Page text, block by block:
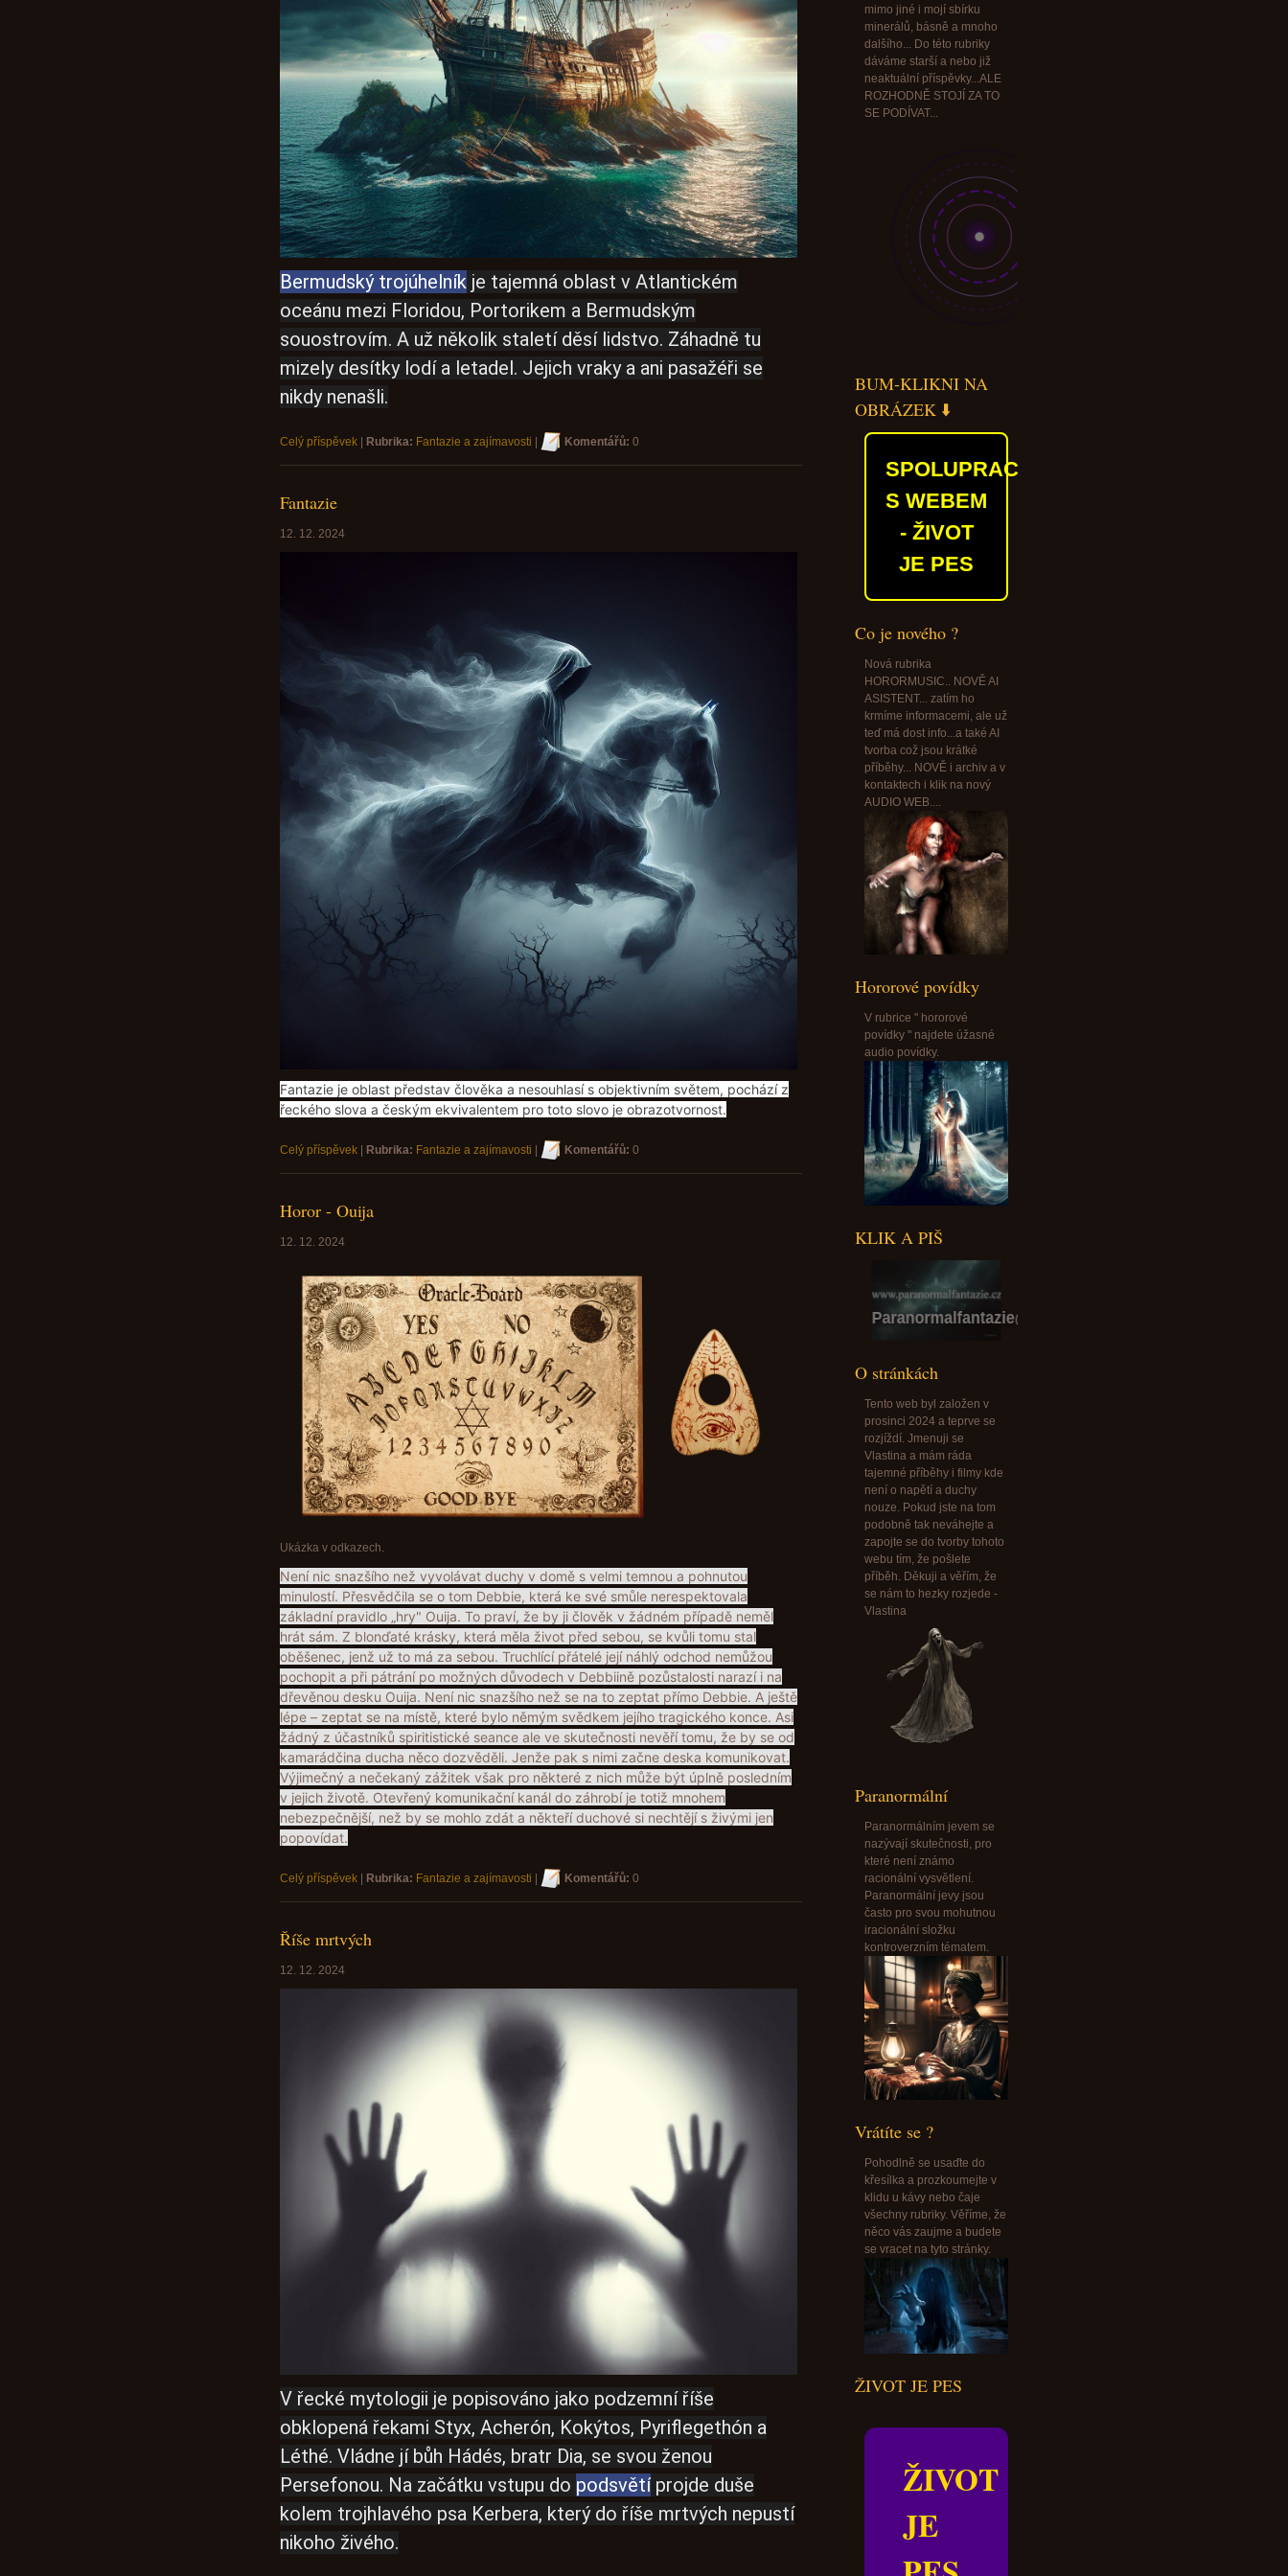
Bermudský trojúhelník je tajemná oblast v Atlantickém
oceánu mezi Floridou, Portorikem a Bermudským
souostrovím. A už několik staletí děsí lidstvo. Záhadně tu
mizely desítky lodí a letadel. Jejich vraky a ani pasažéři se
nikdy nenašli.
Celý příspěvek Rubrika: Fantazie a zajímavosti Komentářů: 0
Fantazie
12. 12. 2024
Fantazie je oblast představ člověka a nesouhlasí s objektivním světem, pochází z
řeckého slova a českým ekvivalentem pro toto slovo je obrazotvornost.
Celý příspěvek Rubrika: Fantazie a zajímavosti Komentářů: 0
Horor - Ouija
12. 12. 2024
Ukázka v odkazech.
Není nic snazšího než vyvolávat duchy v domě s velmi temnou a pohnutou
minulostí. Přesvědčila se o tom Debbie, která ke své smůle nerespektovala
základní pravidlo „hry" Ouija. To praví, že by ji člověk v žádném případě neměl
hrát sám. Z blonďaté krásky, která měla život před sebou, se kvůli tomu stal
oběšenec, jenž už to má za sebou. Truchlící přátelé její náhlý odchod nemůžou
pochopit a při pátrání po možných důvodech v Debbiině pozůstalosti narazí i na
dřevěnou desku Ouija. Není nic snazšího než se na to zeptat přímo Debbie. A ještě
lépe – zeptat se na místě, které bylo němým svědkem jejího tragického konce. Asi
žádný z účastníků spiritistické seance ale ve skutečnosti nevěří tomu, že by se od
kamarádčina ducha něco dozvěděli. Jenže pak s nimi začne deska komunikovat.
Výjimečný a nečekaný zážitek však pro některé z nich může být úplně posledním
v jejich životě. Otevřený komunikační kanál do záhrobí je totiž mnohem
nebezpečnější, než by se mohlo zdát a někteří duchové si nechtějí s živými jen
popovídat.
Celý příspěvek Rubrika: Fantazie a zajímavosti Komentářů: 0
Říše mrtvých
12. 12. 2024
V řecké mytologii je popisováno jako podzemní říše
obklopená řekami Styx, Acherón, Kokýtos, Pyriflegethón a
Léthé. Vládne jí bůh Hádés, bratr Dia, se svou ženou
Persefonou. Na začátku vstupu do podsvětí projde duše
kolem trojhlavého psa Kerbera, který do říše mrtvých nepustí
nikoho živého.
mimo jiné i mojí sbírku
minerálů, básně a mnoho
dalšího... Do této rubriky
dáváme starší a nebo již
neaktuální příspěvky...ALE
ROZHODNĚ STOJÍ ZA TO
SE PODÍVAT...
BUM-KLIKNI NA
OBRÁZEK ⬇️
SPOLUPRACUJEME
S WEBEM
- ŽIVOT
JE PES
Co je nového ?
Nová rubrika
HORORMUSIC.. NOVĚ AI
ASISTENT... zatím ho
krmíme informacemi, ale už
teď má dost info...a také AI
tvorba což jsou krátké
příběhy... NOVĚ i archiv a v
kontaktech i klik na nový
AUDIO WEB....
Hororové povídky
V rubrice " hororové
povídky " najdete úžasné
audio povídky.
KLIK A PIŠ
Paranormalfantazie@paranormalfantazie.cz
O stránkách
Tento web byl založen v
prosinci 2024 a teprve se
rozjíždí. Jmenuji se
Vlastina a mám ráda
tajemné příběhy i filmy kde
není o napětí a duchy
nouze. Pokud jste na tom
podobně tak neváhejte a
zapojte se do tvorby tohoto
webu tím, že pošlete
příběh. Děkuji a věřím, že
se nám to hezky rozjede -
Vlastina
Paranormální
Paranormálním jevem se
nazývají skutečnosti, pro
které není známo
racionální vysvětlení.
Paranormální jevy jsou
často pro svou mohutnou
iracionální složku
kontroverzním tématem.
Vrátíte se ?
Pohodlně se usaďte do
křesílka a prozkoumejte v
klidu u kávy nebo čaje
všechny rubriky. Věříme, že
něco vás zaujme a budete
se vracet na tyto stránky.
ŽIVOT JE PES
ŽIVOT
JE